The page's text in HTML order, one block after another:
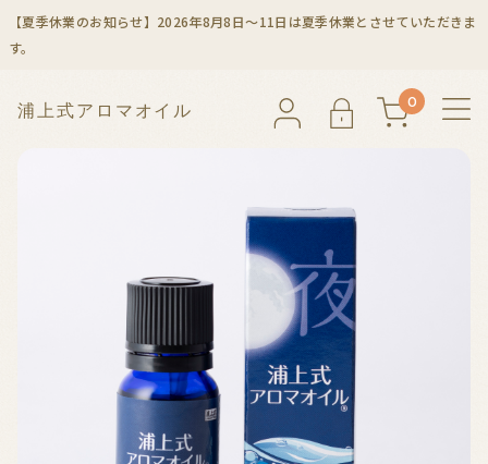
【夏季休業のお知らせ】2026年8月8日～11日は夏季休業とさせていただきま
す。
浦 上 式 ア ロ マ オ イ ル
0